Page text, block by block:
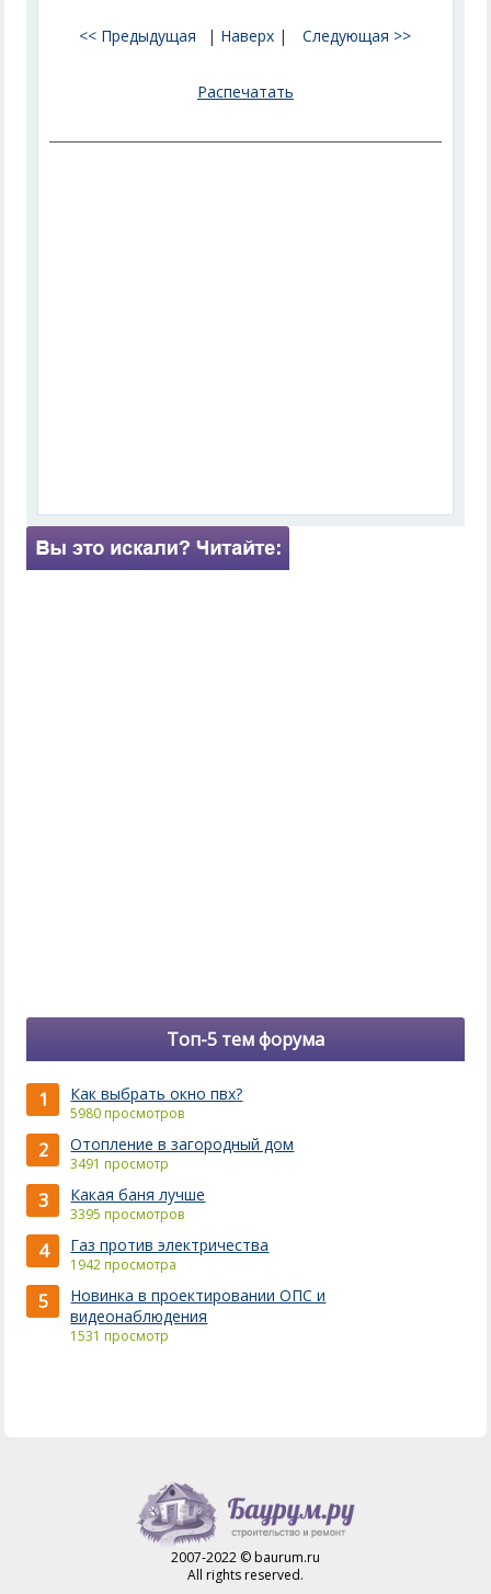
<< Предыдущая | Наверх | Следующая >>
Распечатать
Топ-5 тем форума
1 Как выбрать окно пвх?
5980 просмотров
2 Отопление в загородный дом
3491 просмотр
3 Какая баня лучше
3395 просмотров
4 Газ против электричества
1942 просмотра
5
Новинка в проектировании ОПС и
видеонаблюдения
1531 просмотр
2007-2022 © baurum.ru
All rights reserved.